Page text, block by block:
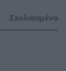
Σχολιασμένα